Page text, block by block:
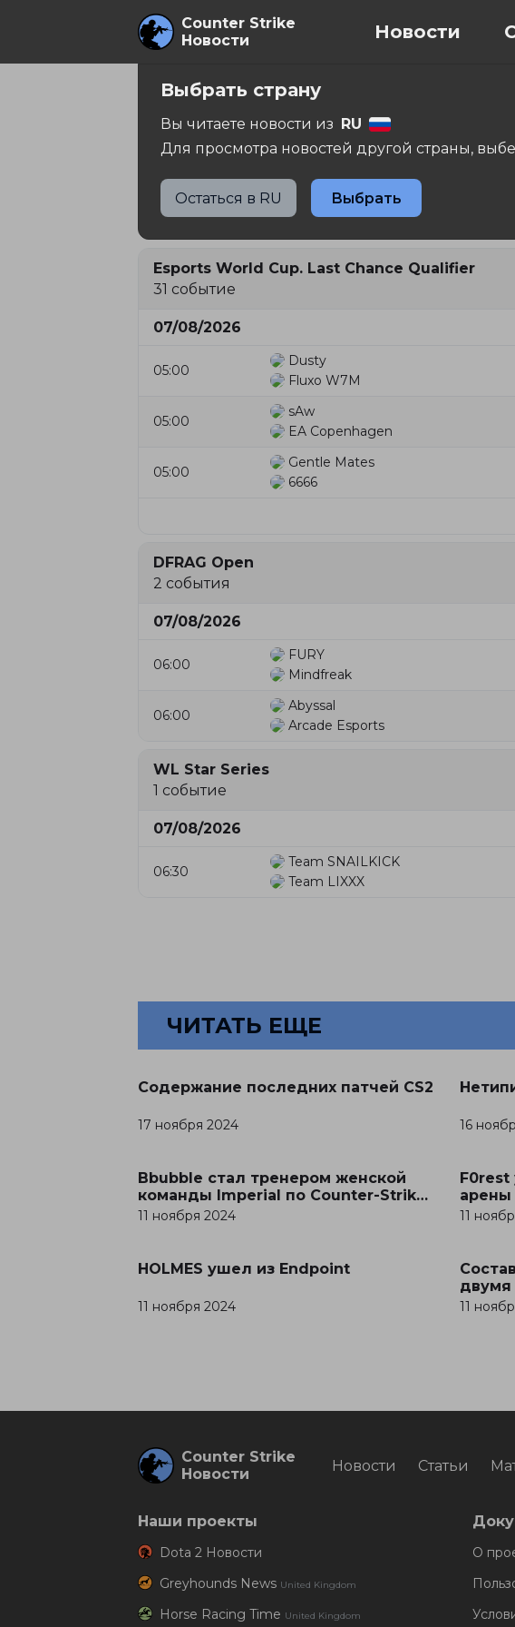
Counter Strike
Новости
Новости
МАТЧИ И
/ Матчи и результаты
Сейчас Будет Было
Esports World Cup. Last Chance Qualifier
31 событие
07/08/2026
05:00
Dusty
Fluxo W7M
05:00
sAw
EA Copenhagen
05:00
Gentle Mates
6666
DFRAG Open
2 события
07/08/2026
06:00
FURY
Mindfreak
06:00
Abyssal
Arcade Esports
WL Star Series
1 событие
07/08/2026
06:30
Team SNAILKICK
Team LIXXX
ЧИТАТЬ ЕЩЕ
Содержание последних патчей CS2
17 ноября 2024 16
Bbubble стал тренером женской
команды Imperial по Counter-Strike
2
11 ноября 2024
F0rest
арены
11
HOLMES ушел из Endpoint
11 ноября 2024
двумя
11
Выбрать страну
Вы читаете новости из RU
Для просмотра новостей другой страны,
Остаться в RU Выбрать
Counter Strike
Новости
Новости Статьи
Наши проекты
Dota 2 Новости
Greyhounds News United Kingdom
Horse Racing Time United Kingdom
О